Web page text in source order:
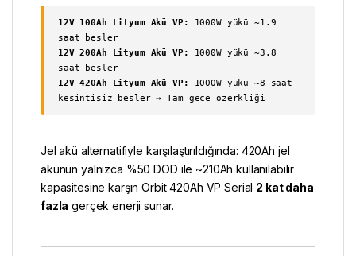
12V 100Ah Lityum Akü VP:
1000W yükü ~1.9
saat besler
12V 200Ah Lityum Akü VP:
1000W yükü ~3.8
saat besler
12V 420Ah Lityum Akü VP:
1000W yükü ~8 saat
kesintisiz besler → Tam gece özerkliği
Jel akü alternatifiyle karşılaştırıldığında: 420Ah jel
akünün yalnızca %50 DOD ile ~210Ah kullanılabilir
kapasitesine karşın Orbit 420Ah VP Serial 2 kat daha
fazla gerçek enerji sunar.